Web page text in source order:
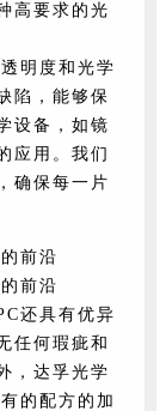
高要求的光
明度和光学
陷，能够保
设备，如镜
应用。我们
确保每一片
还具有优异
任何瑕疵和
，达孚光学
的配方的加